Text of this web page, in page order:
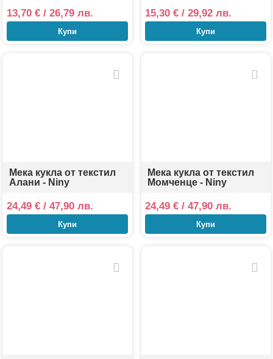
13,70 €/ 26,79 лв.
Купи
15,30 €/ 29,92 лв.
Купи
Мека кукла от текстил
Алани - Niny
24,49 €/ 47,90 лв.
Купи
Мека кукла от текстил
Mомченце - Niny
24,49 €/ 47,90 лв.
Купи